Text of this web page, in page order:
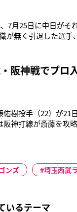
7月25日に中日がそ
が無く引退した選
氏も77歳です。西
ことを
阪神戦でプロ
佑樹投手（22）が21
阪神打線が斎藤を攻
金本知憲（42）、
ンズ 埼玉西武
いるテーマ